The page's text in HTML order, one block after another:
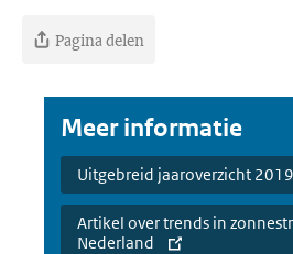
Pagina delen
Meer informatie
Uitgebreid jaaroverzicht 2019
Artikel over trends in
Nederland